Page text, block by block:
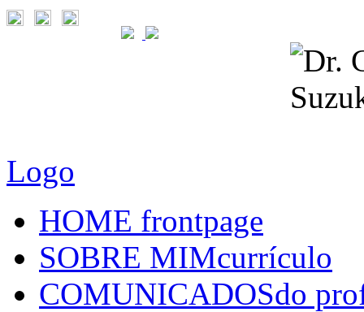
Logo
HOME frontpage
SOBRE MIMcurrículo
COMUNICADOSdo